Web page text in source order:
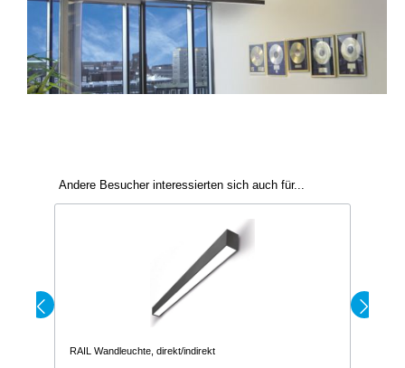
Andere Besucher interessierten sich auch für...
RAIL Wandleuchte, direkt/indirekt